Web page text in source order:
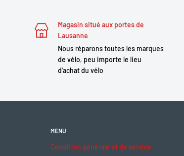
Magasin situé aux portes de
Lausanne
Nous réparons toutes les marques
de vélo, peu importe le lieu
d'achat du vélo
MENU
Condition générale et de service